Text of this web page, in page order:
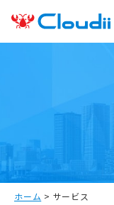
ホーム > サービス